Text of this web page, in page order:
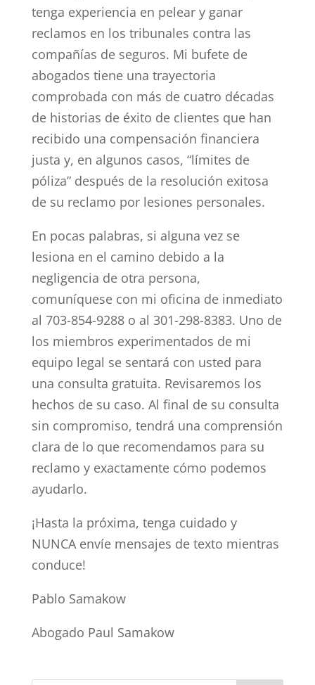
tenga experiencia en pelear y ganar
reclamos en los tribunales contra las
compañías de seguros. Mi bufete de
abogados tiene una trayectoria
comprobada con más de cuatro décadas
de historias de éxito de clientes que han
recibido una compensación financiera
justa y, en algunos casos, “límites de
póliza” después de la resolución exitosa
de su reclamo por lesiones personales.
En pocas palabras, si alguna vez se
lesiona en el camino debido a la
negligencia de otra persona,
comuníquese con mi oficina de inmediato
al 703-854-9288 o al 301-298-8383. Uno de
los miembros experimentados de mi
equipo legal se sentará con usted para
una consulta gratuita. Revisaremos los
hechos de su caso. Al final de su consulta
sin compromiso, tendrá una comprensión
clara de lo que recomendamos para su
reclamo y exactamente cómo podemos
ayudarlo.
¡Hasta la próxima, tenga cuidado y
NUNCA envíe mensajes de texto mientras
conduce!
Pablo Samakow
Abogado Paul Samakow